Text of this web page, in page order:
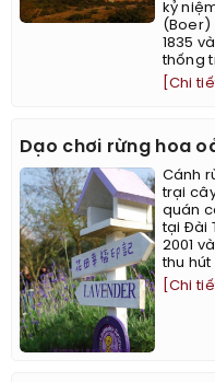
kỷ
(Boer)
1835
thống
[Chi
Dạo chơi rừng hoa
Cánh
trại
quán
tại Đài
2001
thu
[Chi